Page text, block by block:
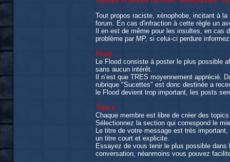
Tout propos raciste, xénophobe, incitant à
forum. En cas d'infraction à cette règle un
Il en est de même pour les insultes, en cas
problème par MP, si celui-ci perdure
Flood :
Le Flood consiste à poster le plus possible
sans aucun intérêt.
Il n’est que TRES moyennement
rubrique "Sucettes" est donc destinée a
le Flood devient trop important, les posts
Topics :
Chaque membre est libre de créer des
Sélectionnez la section qui correspond le
Le titre de votre message est très
un titre court et explicite.
Essayez de vous tenir le plus possible
conversation, néanmoins vous pouvez